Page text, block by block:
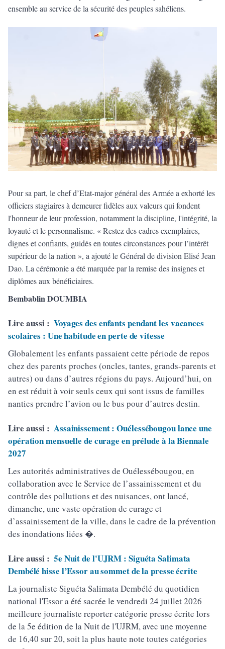
ensemble au service de la sécurité des peuples sahéliens.
Pour sa part, le chef d’Etat-major général des Armée a exhorté les
officiers stagiaires à demeurer fidèles aux valeurs qui fondent
l'honneur de leur profession, notamment la discipline, l'intégrité, la
loyauté et le personnalisme. « Restez des cadres exemplaires,
dignes et confiants, guidés en toutes circonstances pour l’intérêt
supérieur de la nation », a ajouté le Général de division Elisé Jean
Dao. La cérémonie a été marquée par la remise des insignes et
diplômes aux bénéficiaires.
Bembablin DOUMBIA
Lire aussi : Voyages des enfants pendant les vacances
scolaires : Une habitude en perte de vitesse
Globalement les enfants passaient cette période de repos
chez des parents proches (oncles, tantes, grands-parents et
autres) ou dans d’autres régions du pays. Aujourd’hui, on
en est réduit à voir seuls ceux qui sont issus de familles
nanties prendre l’avion ou le bus pour d’autres destin.
Lire aussi : Assainissement : Ouélessébougou lance une
opération mensuelle de curage en prélude à la Biennale
2027
Les autorités administratives de Ouélessébougou, en
collaboration avec le Service de l’assainissement et du
contrôle des pollutions et des nuisances, ont lancé,
dimanche, une vaste opération de curage et
d’assainissement de la ville, dans le cadre de la prévention
des inondations liées �.
Lire aussi : 5e Nuit de l'UJRM : Siguéta Salimata
Dembélé hisse l’Essor au sommet de la presse écrite
La journaliste Siguéta Salimata Dembélé du quotidien
national l'Essor a été sacrée le vendredi 24 juillet 2026
meilleure journaliste reporter catégorie presse écrite lors
de la 5e édition de la Nuit de l'UJRM, avec une moyenne
de 16,40 sur 20, soit la plus haute note toutes catégories